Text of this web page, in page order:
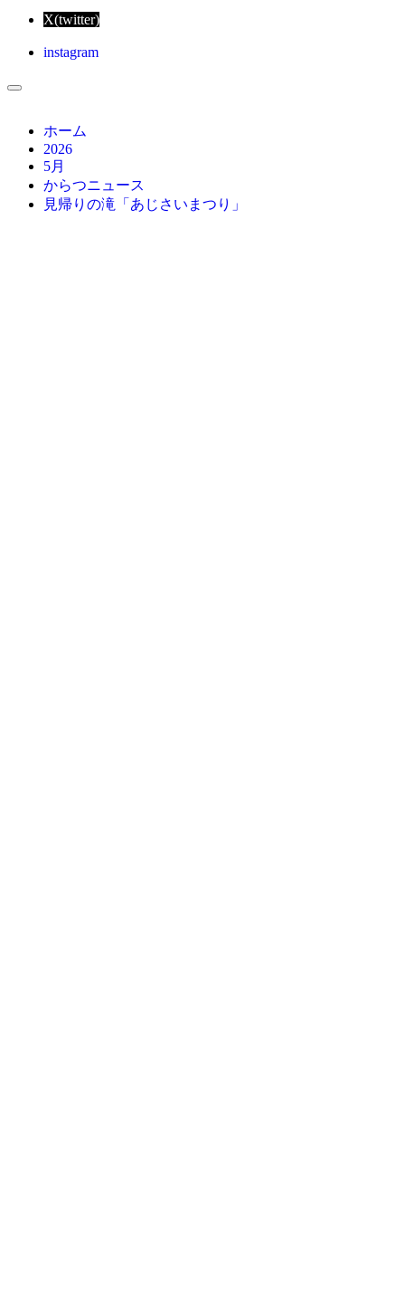
X(twitter)
instagram
ホーム
2026
5月
からつニュース
見帰りの滝「あじさいまつり」